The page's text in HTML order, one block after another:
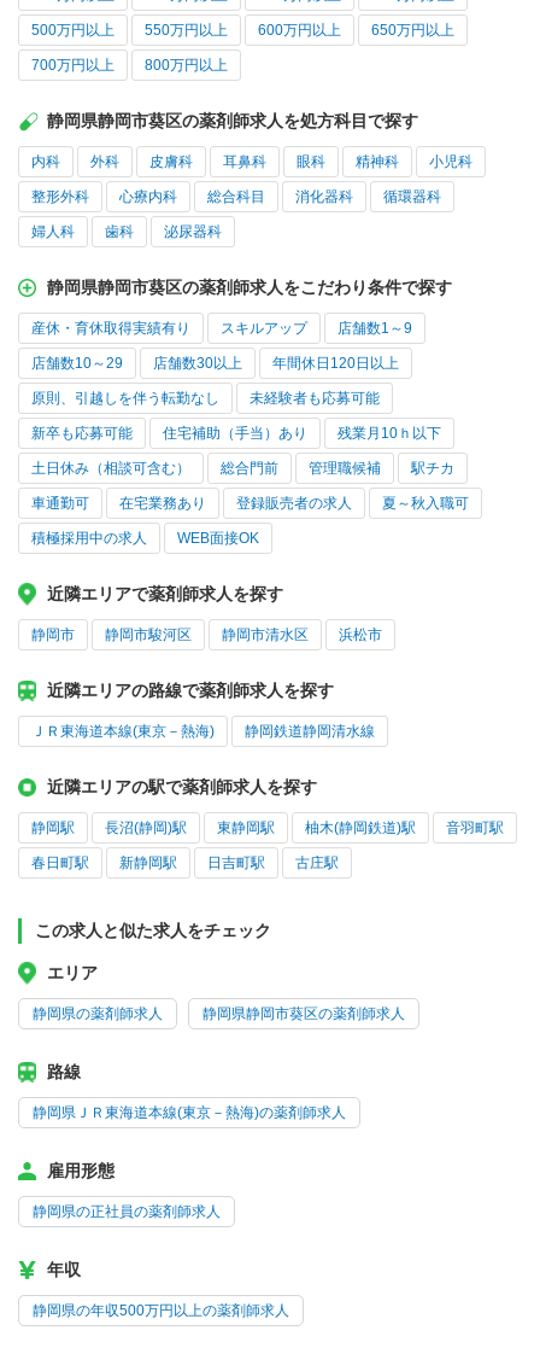
500万円以上 550万円以上 600万円以上 650万円以上
700万円以上 800万円以上
静岡県静岡市葵区の薬剤師求人を処方科目で探す
内科 外科 皮膚科 耳鼻科 眼科 精神科 小児科
整形外科 心療内科 総合科目 消化器科 循環器科
婦人科 歯科 泌尿器科
静岡県静岡市葵区の薬剤師求人をこだわり条件で探す
産休・育休取得実績有り スキルアップ 店舗数1～9
店舗数10～29 店舗数30以上 年間休日120日以上
原則、引越しを伴う転勤なし 未経験者も応募可能
新卒も応募可能 住宅補助（手当）あり 残業月10ｈ以下
土日休み（相談可含む） 総合門前 管理職候補 駅チカ
車通勤可 在宅業務あり 登録販売者の求人 夏～秋入職可
積極採用中の求人 WEB面接OK
近隣エリアで薬剤師求人を探す
静岡市 静岡市駿河区 静岡市清水区 浜松市
近隣エリアの路線で薬剤師求人を探す
ＪＲ東海道本線(東京－熱海) 静岡鉄道静岡清水線
近隣エリアの駅で薬剤師求人を探す
静岡駅 長沼(静岡)駅 東静岡駅 柚木(静岡鉄道)駅 音羽町駅
春日町駅 新静岡駅 日吉町駅 古庄駅
この求人と似た求人をチェック
エリア
静岡県の薬剤師求人 静岡県静岡市葵区の薬剤師求人
路線
静岡県ＪＲ東海道本線(東京－熱海)の薬剤師求人
雇用形態
静岡県の正社員の薬剤師求人
年収
静岡県の年収500万円以上の薬剤師求人